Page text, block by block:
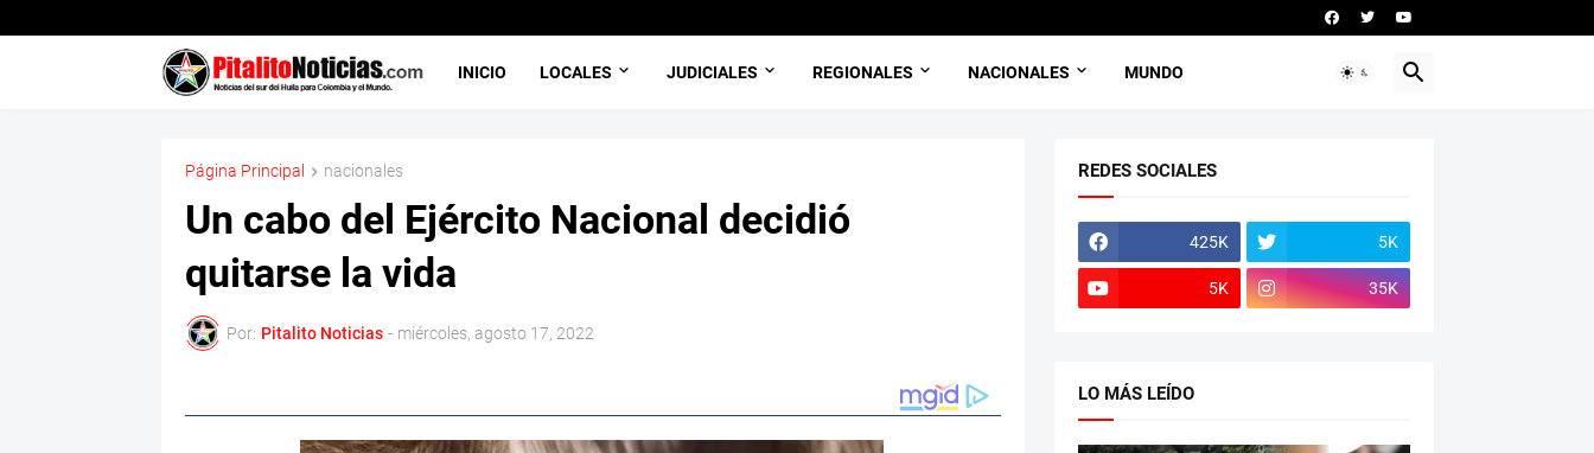
INICIO LOCALES JUDICIALES REGIONALES NACIONALES MUNDO
Página Principal nacionales
Un cabo del Ejército Nacional decidió
quitarse la vida
Por: Pitalito Noticias - miércoles, agosto 17, 2022
REDES SOCIALES
425K 5K
5K 35K
LO MÁS LEÍDO